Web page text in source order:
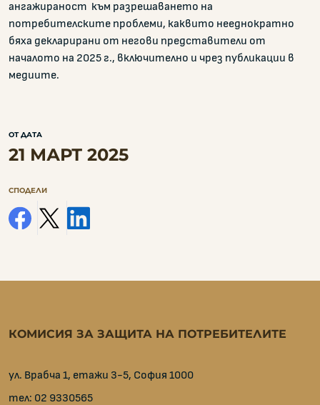
ангажираност към разрешаването на
потребителските проблеми, каквито нееднократно
бяха декларирани от негови представители от
началото на 2025 г., включително и чрез публикации в
медиите.
ОТ ДАТА
21 МАРТ 2025
СПОДЕЛИ
facebook
x linkedin
КОМИСИЯ ЗА ЗАЩИТА НА ПОТРЕБИТЕЛИТЕ
ул. Врабча 1, етажи 3-5, София 1000
тел: 02 9330565